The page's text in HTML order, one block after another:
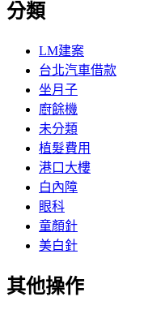
分類
LM建案
台北汽車借款
坐月子
廚餘機
未分類
植髮費用
港口大樓
白內障
眼科
童顏針
美白針
其他操作